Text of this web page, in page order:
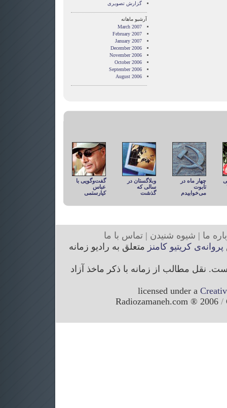
گزارش تصويری
آرشیو ماهانه
March 2007
February 2007
January 2007
December 2006
November 2006
October 2006
September 2006
August 2006
چهار ماه در
تابوت
می‌خوابیدم
وبلاگستان در
سالی که
گذشت
گفت‌وگویی با
عباس
کیارستمی
ه ما | شیوه شنیدن |تماس با ما
پروانه‌ی کریتیو کامنز متعلق به رادیو زمانه
نقل مطالب از زمانه با ذکر ماخذ آزاد
licensed under a
/